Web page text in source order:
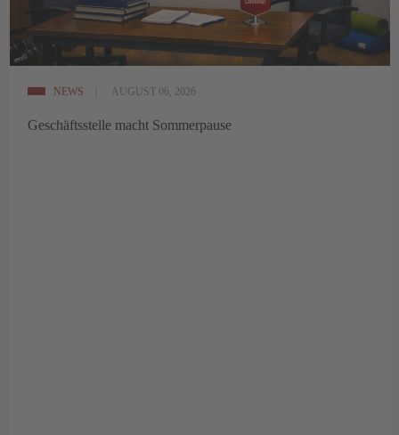
NEWS AUGUST 06, 2026
Geschäftsstelle macht Sommerpause